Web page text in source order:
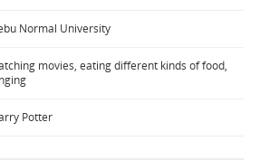
Normal University
movies, eating different kinds of food,
Potter